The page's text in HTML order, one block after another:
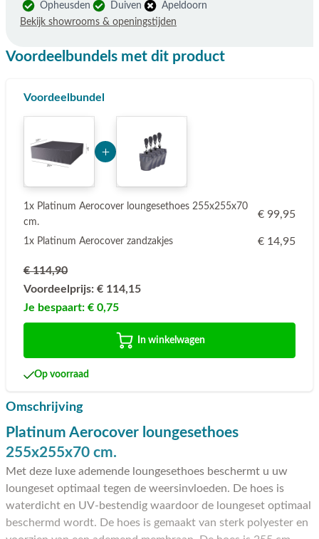
Opheusden Duiven
Apeldoorn
Bekijk showrooms & openingstijden
Voordeelbundels met dit product
Voordeelbundel
1x Platinum Aerocover loungesethoes 255x255x70
cm.
€ 99,95
1x Platinum Aerocover zandzakjes € 14,95
€ 114,90
Voordeelprijs: € 114,15
Je bespaart: € 0,75
In winkelwagen
Op voorraad
Omschrijving
Platinum Aerocover loungesethoes
255x255x70 cm.
Met deze luxe ademende loungesethoes beschermt u uw
loungeset optimaal tegen de weersinvloeden. De hoes is
waterdicht en UV-bestendig waardoor de loungeset optimaal
beschermd wordt. De hoes is gemaakt van sterk polyester en